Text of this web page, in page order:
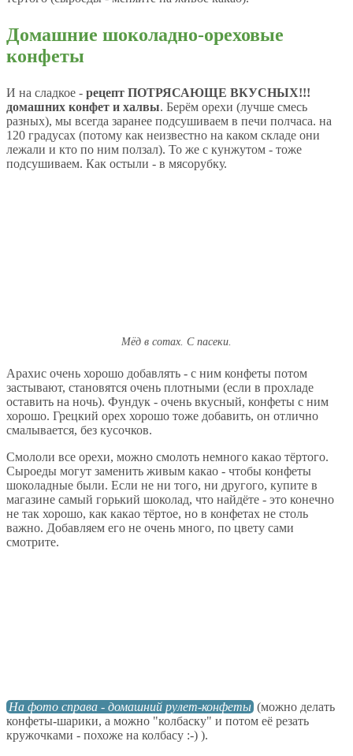
Домашние шоколадно-ореховые
конфеты
И на сладкое - рецепт ПОТРЯСАЮЩЕ ВКУСНЫХ!!!
домашних конфет и халвы. Берём орехи (лучше смесь
разных), мы всегда заранее подсушиваем в печи полчаса. на
120 градусах (потому как неизвестно на каком складе они
лежали и кто по ним ползал). То же с кунжутом - тоже
подсушиваем. Как остыли - в мясорубку.
Мёд в сотах. С пасеки.
Арахис очень хорошо добавлять - с ним конфеты потом
застывают, становятся очень плотными (если в прохладе
оставить на ночь). Фундук - очень вкусный, конфеты с ним
хорошо. Грецкий орех хорошо тоже добавить, он отлично
смалывается, без кусочков.
Смололи все орехи, можно смолоть немного какао тёртого.
Сыроеды могут заменить живым какао - чтобы конфеты
шоколадные были. Если не ни того, ни другого, купите в
магазине самый горький шоколад, что найдёте - это конечно
не так хорошо, как какао тёртое, но в конфетах не столь
важно. Добавляем его не очень много, по цвету сами
смотрите.
На фото справа - домашний рулет-конфеты (можно делать
конфеты-шарики, а можно "колбаску" и потом её резать
кружочками - похоже на колбасу :-) ).